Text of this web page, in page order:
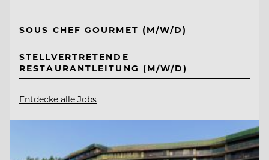
SOUS CHEF GOURMET (M/W/D)
STELLVERTRETENDE
RESTAURANTLEITUNG (M/W/D)
Entdecke alle Jobs